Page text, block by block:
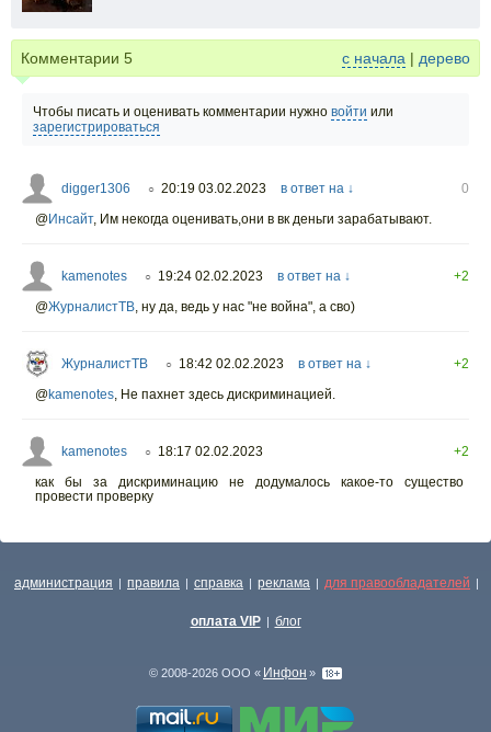
Комментарии 5 с начала | дерево
Чтобы писать и оценивать комментарии нужно войти или
зарегистрироваться
digger1306 ○ 20:19 03.02.2023 в ответ на ↓
0
@Инсайт, Им некогда оценивать,они в вк деньги зарабатывают.
kamenotes ○ 19:24 02.02.2023 в ответ на ↓
+2
@ЖурналистТВ ну да, ведь у нас "не война", а сво)
ЖурналистТВ ○ 18:42 02.02.2023 в ответ на ↓
+2
@kamenotes Не пахнет здесь дискриминацией.
kamenotes ○ 18:17 02.02.2023
+2
как бы за дискриминацию не додумалось какое-то существо
провести проверку
администрация | правила | справка | реклама | для правообладателей |
оплата VIP | блог
© 2008-2026 ООО « Инфон »